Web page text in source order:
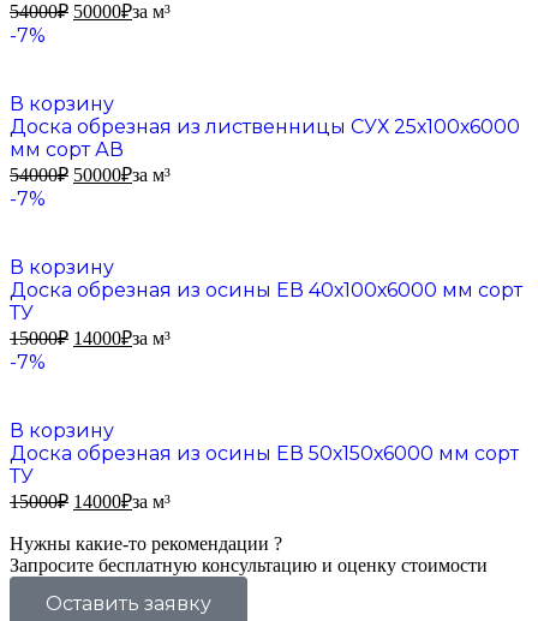
54000₽ 50000₽за м³
-7%
В корзину
Доска обрезная из лиственницы СУХ 25х100х6000
мм сорт АВ
54000₽ 50000₽за м³
-7%
В корзину
Доска обрезная из осины ЕВ 40х100х6000 мм сорт
ТУ
15000₽ 14000₽за м³
-7%
В корзину
Доска обрезная из осины ЕВ 50х150х6000 мм сорт
ТУ
15000₽ 14000₽за м³
Нужны какие-то рекомендации ?
Запросите бесплатную консультацию и оценку стоимости
Оставить заявку